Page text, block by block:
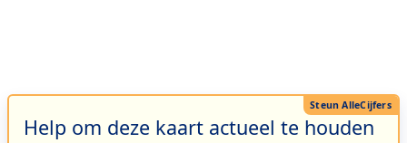
Help om deze kaart actueel te houden